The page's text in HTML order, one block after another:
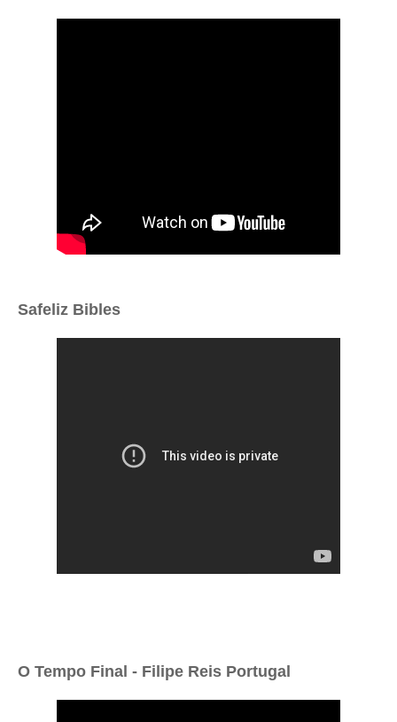
Safeliz Bibles
O Tempo Final - Filipe Reis Portugal